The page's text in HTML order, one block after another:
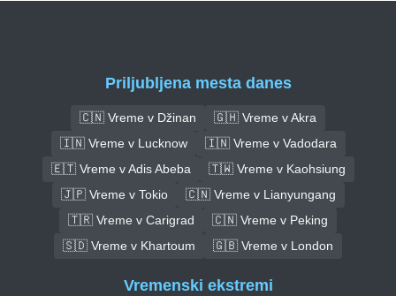
Priljubljena mesta danes
🇨🇳 Vreme v Džinan
🇬🇭 Vreme v Akra
🇮🇳 Vreme v Lucknow
🇮🇳 Vreme v Vadodara
🇪🇹 Vreme v Adis Abeba
🇹🇼 Vreme v Kaohsiung
🇯🇵 Vreme v Tokio
🇨🇳 Vreme v Lianyungang
🇹🇷 Vreme v Carigrad
🇨🇳 Vreme v Peking
🇸🇩 Vreme v Khartoum
🇬🇧 Vreme v London
Vremenski ekstremi